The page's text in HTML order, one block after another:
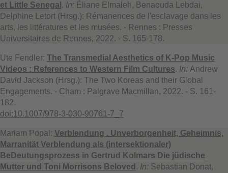
et Little Senegal . In: Éliane Elmaleh, Benaouda Lebdai,
Delphine Letort (Hrsg.): Rémanences de l'esclavage dans les
arts, les littératures et les musées. - Rennes : Presses
Universitaires de Rennes, 2022. - S. 165-178.
Ute Fendler: The Transmedial Aesthetics of K-Pop Music
Videos : References to Western Film Cultures. In: Andrew
David Jackson (Hrsg.): The Two Koreas and their Global
Engagements. - Cham : Palgrave Macmillan, 2022. - S. 161-
182.
doi:10.1007/978-3-030-90761-7_7
Mariam Popal: Verblendung . Unverborgenheit, Geheimnis,
Marranität Verblendung als (intersektionaler)
BeDeutungsprozess in Gertrud Kolmars Die jüdische
Mutter und Toni Morrisons Beloved . In: Sebastian Donat,